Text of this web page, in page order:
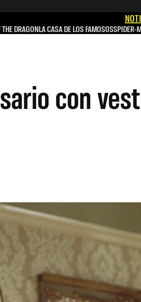
DRAGONLA CASA DE LOS FAMOSOSSPIDER-
con